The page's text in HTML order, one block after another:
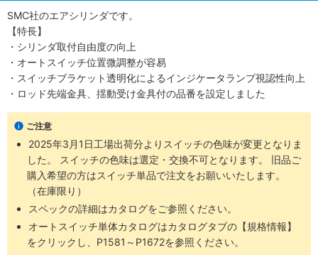
SMC社のエアシリンダです。
【特長】
・シリンダ取付自由度の向上
・オートスイッチ位置微調整が容易
・スイッチブラケット透明化によるインジケータランプ視認性向上
・ロッド先端金具、揺動受け金具付の品番を設定しました
ご注意
2025年3月1日工場出荷分よりスイッチの色味が変更となりま
した。 スイッチの色味は選定・交換不可となります。 旧品ご
購入希望の方はスイッチ単品で注文をお願いいたします。
（在庫限り）
スペックの詳細はカタログをご参照ください。
オートスイッチ単体カタログはカタログタブの【規格情報】
をクリックし、P1581～P1672を参照ください。